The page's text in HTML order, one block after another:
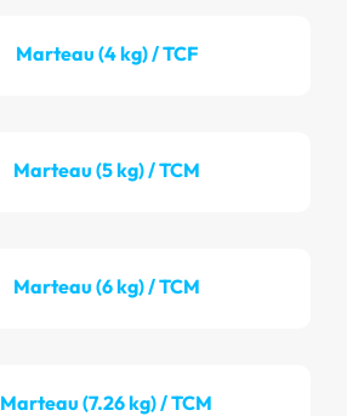
Marteau (4 kg) / TCF
Marteau (5 kg) / TCM
Marteau (6 kg) / TCM
Marteau (7.26 kg) / TCM